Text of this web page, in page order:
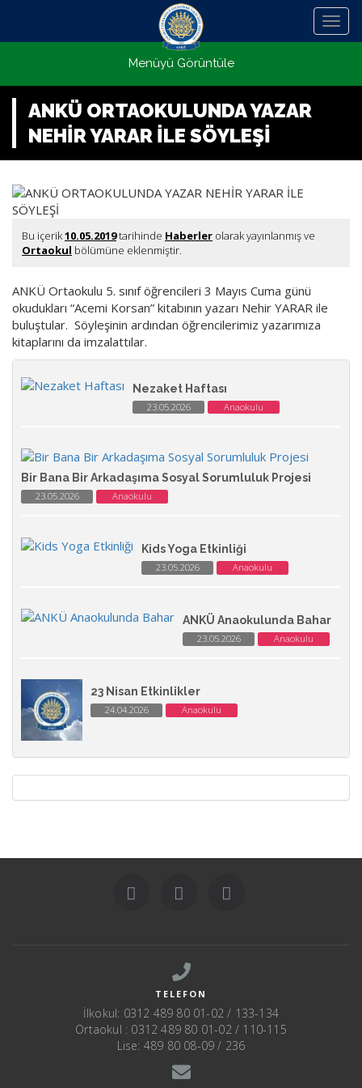
Menü
Menüyü Görüntüle
ANKÜ ORTAOKULUNDA YAZAR
NEHİR YARAR İLE SÖYLEŞİ
Bu içerik10.05.2019tarihinde Haberler olarak yayınlanmış ve
Ortaokul bölümüne eklenmiştir.
ANKÜ Ortaokulu 5. sınıf öğrencileri 3 Mayıs Cuma günü
okudukları “Acemi Korsan” kitabının yazarı Nehir YARAR ile
buluştular. Söyleşinin ardından öğrencilerimiz yazarımıza
kitaplarını da imzalattılar.
Nezaket Haftası
23.05.2026 Anaokulu
Bir Bana Bir Arkadaşıma Sosyal Sorumluluk Projesi
23.05.2026 Anaokulu
Kids Yoga Etkinliği
23.05.2026 Anaokulu
ANKÜ Anaokulunda Bahar
23.05.2026 Anaokulu
23 Nisan Etkinlikler
24.04.2026 Anaokulu
TELEFON
İlkokul: 0312 489 80 01-02 / 133-134
Ortaokul : 0312 489 80 01-02 / 110-115
Lise: 489 80 08-09 / 236